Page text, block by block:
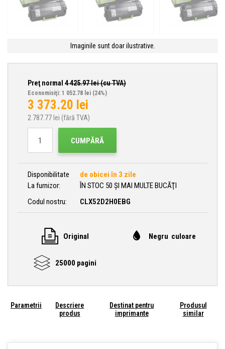
Imaginile sunt doar ilustrative.
Preţ normal 4 425.97lei (cu TVA)
Economisiţi: 1 052.78 lei (24%)
3 373.20 lei
2 787.77 lei (fără TVA)
CUMPĂRĂ
Disponibilitate
de obicei în 3 zile
La furnizor:
ÎN STOC 50 ȘI MAI MULTE BUCĂŢI
Codul nostru:
CLX52D2H0EBG
Original Negru culoare
25000 pagini
Parametrii
Descriere
produs
Destinat pentru
imprimante
Produsul
similar